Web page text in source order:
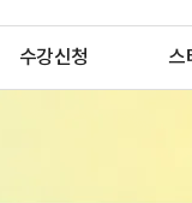
수강신청 스